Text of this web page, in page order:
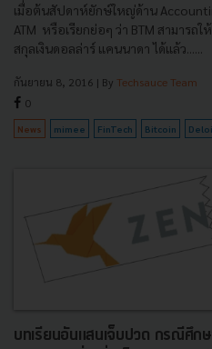
เมื่อต้นสัปดาห์ยักษ์ใหญ่ด้าน
ATM หรือเรียกย่อๆ ว่า BTM สามารถ
สกุลเงินดอลล่าร์ แคนนาดา ได้แล้ว......
กันยายน 8, 2016 | By Techsauce Team
0
News mimee FinTech Bitcoin
บทเรียนอันแสนเจ็บปวด กรณีศึ